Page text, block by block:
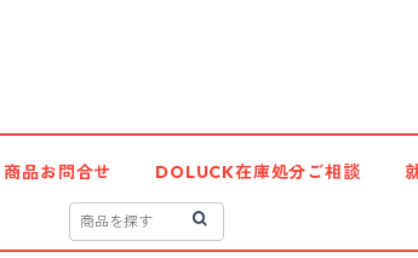
商品お問合せ DOLUCK在庫処分ご相談